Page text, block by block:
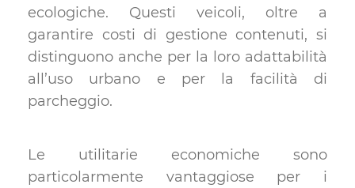
ecologiche. Questi veicoli, oltre a
garantire costi di gestione contenuti, si
distinguono anche per la loro adattabilità
all’uso urbano e per la facilità di
parcheggio.
Le utilitarie economiche sono
particolarmente vantaggiose per i